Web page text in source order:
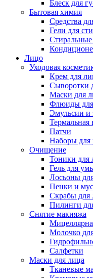
Блеск для
Бытовая химия
Средства
Гели для
Лицо
Уходовая
Крем для
Сыворотки
Маски для
Флюиды
Эмульсии и
Термальная
Патчи
Наборы для
Очищение
Тоники для
Гель для
Лосьоны
Пенки и
Скрабы для
Пилинги
Снятие макияжа
Молочко
Салфетки
Маски для лица
Тканевые